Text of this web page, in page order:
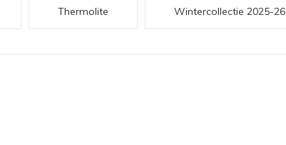
Thermolite Wintercollectie 2025-26